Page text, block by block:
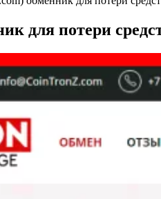
для потери